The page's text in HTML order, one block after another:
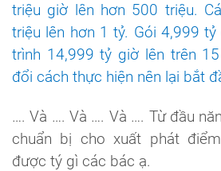
triệu giờ lên hơn 500 triệu.
triệu lên hơn 1 tỷ. Gói 4,999
trình 14,999 tỷ giờ lên trên
đổi cách thực hiện nên lại bắt
…. Và …. Và …. Và …. Từ đầu
chuẩn bị cho xuất phát
được tý gì các bác ạ.